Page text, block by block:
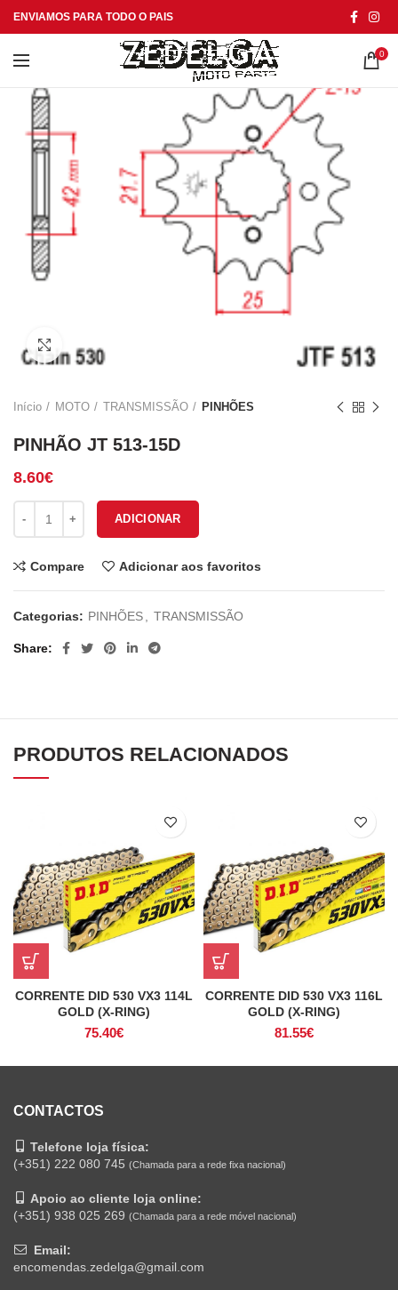
ENVIAMOS PARA TODO O PAIS
0
Click to enlarge
Início MOTO TRANSMISSÃO PINHÕES
PINHÃO JT 513-15D
8.60€
ADICIONAR
Compare Adicionar aos favoritos
Categorias: PINHÕES TRANSMISSÃO
Share
PRODUTOS RELACIONADOS
CORRENTE DID 530 VX3 114L
GOLD (X-RING)
75.40€
CORRENTE DID 530 VX3 116L
GOLD (X-RING)
81.55€
CONTACTOS
Telefone loja física:
(+351) 222 080 745 (Chamada para a rede fixa nacional)
Apoio ao cliente loja online:
(+351) 938 025 269 (Chamada para a rede móvel nacional)
Email:
encomendas.zedelga@gmail.com